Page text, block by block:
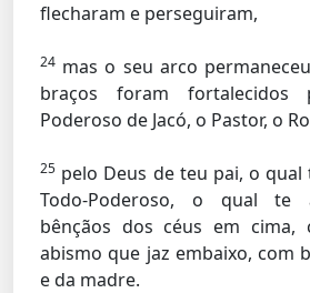
flecharam e perseguiram,
24 mas o seu arco
braços foram fortalecidos
Poderoso de Jacó, o Pastor, o
25 pelo Deus de teu pai, o qual
Todo-Poderoso, o qual te
bênçãos dos céus em cima,
abismo que jaz embaixo, com
e da madre.